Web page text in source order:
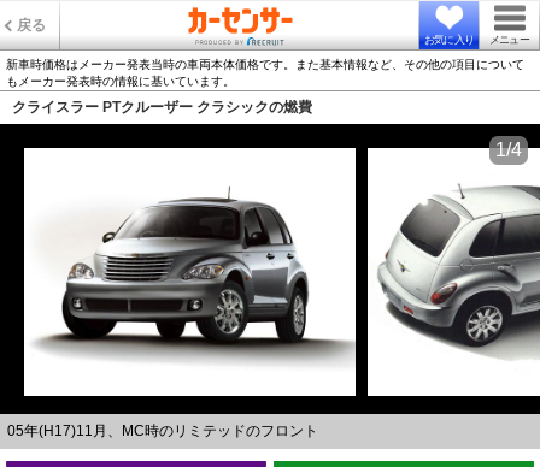
戻る
お気に入り メニュー
新車時価格はメーカー発表当時の車両本体価格です。また基本情報など、その他の項目について
もメーカー発表時の情報に基いています。
クライスラー PTクルーザー クラシックの燃費
05年(H17)11月、MC時のリミテッドのフロント
1/4